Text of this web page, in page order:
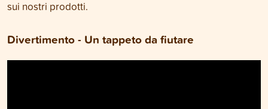
sui nostri prodotti.
Divertimento - Un tappeto da fiutare